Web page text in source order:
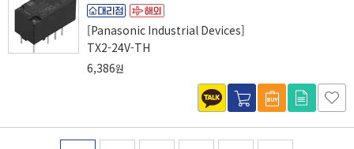
[Panasonic Industrial Devices]
TX2-24V-TH
6,386원